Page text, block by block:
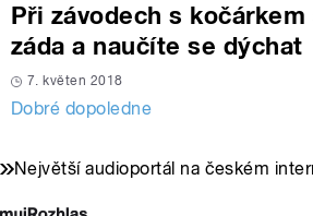
Při závodech s
záda a naučíte se dýchat
7. květen 2018
Dobré dopoledne
Největší audioportál na českém